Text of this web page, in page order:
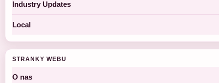
Industry Updates
Local
STRANKY WEBU
O nas